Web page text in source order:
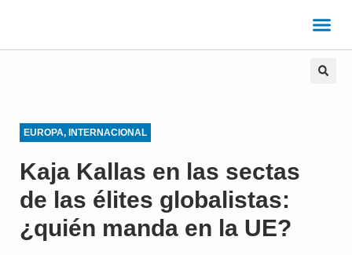
EUROPA, INTERNACIONAL
Kaja Kallas en las sectas
de las élites globalistas:
¿quién manda en la UE?